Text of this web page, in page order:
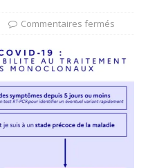
Commentaires fermés